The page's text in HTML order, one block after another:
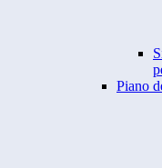
Piano